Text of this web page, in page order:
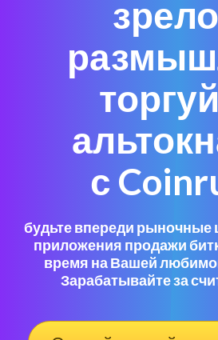
с
будьте впереди
приложения продажи
время на Вашей
Зарабатывайте за